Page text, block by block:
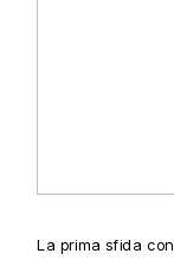
La prima sfida